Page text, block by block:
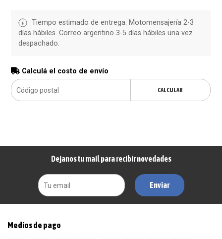
Tiempo estimado de entrega: Motomensajería 2-3
días hábiles. Correo argentino 3-5 días hábiles una vez
despachado.
Calculá el costo de envío
CALCULAR
Dejanos tu mail para recibir novedades
Enviar
Medios de pago